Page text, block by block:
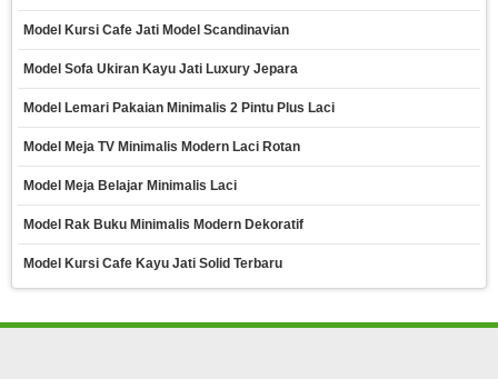
Model Kursi Cafe Jati Model Scandinavian
Model Sofa Ukiran Kayu Jati Luxury Jepara
Model Lemari Pakaian Minimalis 2 Pintu Plus Laci
Model Meja TV Minimalis Modern Laci Rotan
Model Meja Belajar Minimalis Laci
Model Rak Buku Minimalis Modern Dekoratif
Model Kursi Cafe Kayu Jati Solid Terbaru